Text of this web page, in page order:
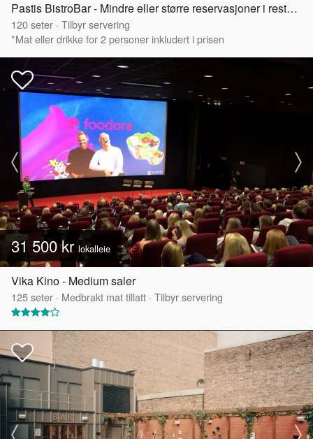
Pastis BistroBar - Mindre eller større reservasjoner i restaurant
120seter · Tilbyr servering
*Mat eller drikke for 2 personer inkludert i prisen
31 500 kr lokalleie
Vika Kino - Medium saler
125seter · Medbrakt mat tillatt · Tilbyr servering